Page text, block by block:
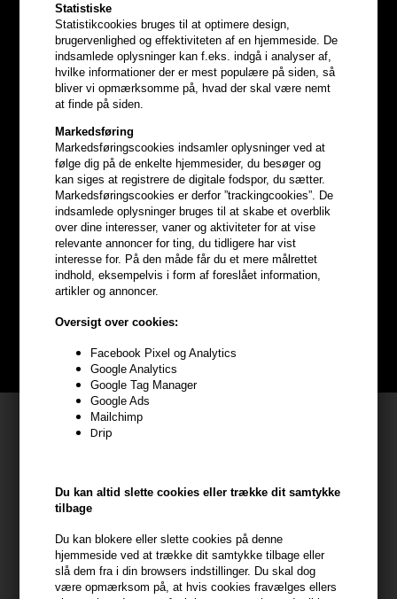
Statistiske
Statistikcookies bruges til at optimere design,
brugervenlighed og effektiviteten af en hjemmeside. De
indsamlede oplysninger kan f.eks. indgå i analyser af,
hvilke informationer der er mest populære på siden, så
bliver vi opmærksomme på, hvad der skal være nemt
at finde på siden.
Markedsføring
Markedsføringscookies indsamler oplysninger ved at
følge dig på de enkelte hjemmesider, du besøger og
kan siges at registrere de digitale fodspor, du sætter.
Markedsføringscookies er derfor ”trackingcookies”. De
indsamlede oplysninger bruges til at skabe et overblik
over dine interesser, vaner og aktiviteter for at vise
relevante annoncer for ting, du tidligere har vist
interesse for. På den måde får du et mere målrettet
indhold, eksempelvis i form af foreslået information,
artikler og annoncer.
Oversigt over cookies:
Facebook Pixel og Analytics
Google Analytics
Google Tag Manager
Google Ads
Mailchimp
Drip
Du kan altid slette cookies eller trække dit samtykke
tilbage
Du kan blokere eller slette cookies på denne
hjemmeside ved at trække dit samtykke tilbage eller
slå dem fra i din browsers indstillinger. Du skal dog
være opmærksom på, at hvis cookies fravælges ellers
Optjen5% bonuskroner
hele din ordre
handler
BLIV GRATIS MEDLEM HER
Kundeservice
7800 Skive
kundeservice@hair247.dk
Tlf. 23839799 (hverdage 9-14)